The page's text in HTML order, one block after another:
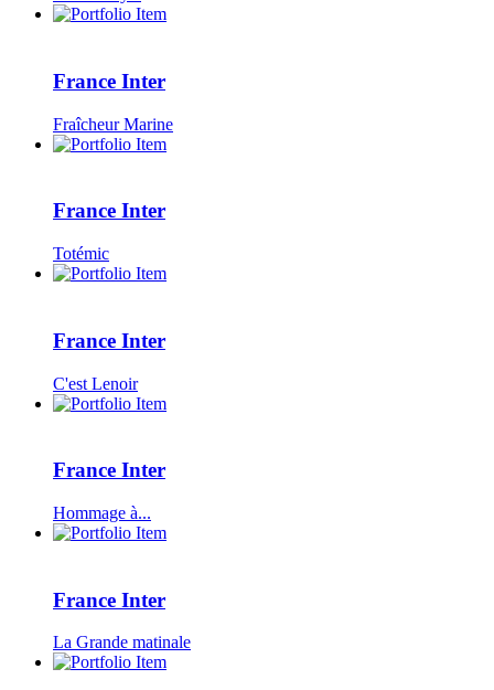
France Inter
Fraîcheur Marine
France Inter
Totémic
France Inter
C'est Lenoir
France Inter
Hommage à...
France Inter
La Grande matinale